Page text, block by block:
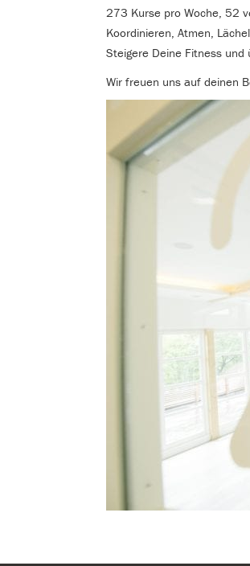
273 Kurse pro Woche, 52
Koordinieren, Atmen,
Steigere Deine Fitness und
Wir freuen uns auf deinen